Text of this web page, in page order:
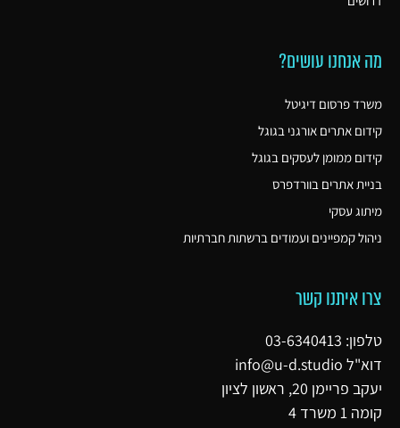
מה אנחנו עושים?
משרד פרסום דיגיטל
קידום אתרים אורגני בגוגל
קידום ממומן לעסקים בגוגל
בניית אתרים בוורדפרס
מיתוג עסקי
ניהול קמפיינים ועמודים ברשתות חברתיות
צרו איתנו קשר
טלפון: 03-6340413
דוא"ל info@u-d.studio
יעקב פריימן 20, ראשון לציון
קומה 1 משרד 4